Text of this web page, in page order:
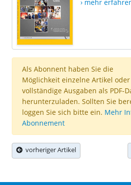
› mehr
Als Abonnent haben Sie die
Möglichkeit einzelne Artikel oder
vollständige Ausgaben als PDF-
herunterzuladen. Sollten Sie
loggen Sie sich bitte ein. Mehr
Abonnement
vorheriger Artikel